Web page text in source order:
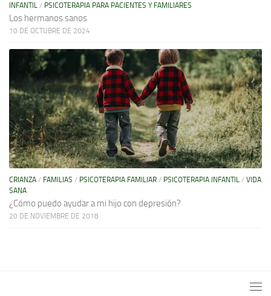
INFANTIL / PSICOTERAPIA PARA PACIENTES Y FAMILIARES
Los hermanos sanos
10 DE OCTUBRE DE 2024
CRIANZA / FAMILIAS / PSICOTERAPIA FAMILIAR / PSICOTERAPIA INFANTIL / VIDA
SANA
¿Cómo puedo ayudar a mi hijo con depresión?
20 DE NOVIEMBRE DE 2018